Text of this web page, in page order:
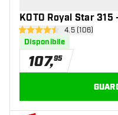
KOTO Royal Star
apri pannello
4.5 stelle di valutazione
4.5 (106)
Disponibile
107,95